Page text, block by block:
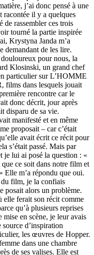
j’ai donc pensé à une
racontée il y a quelques
de rassembler ces trois
tourné la partie inspirée
Krystyna Janda m’a
demandant de les lire.
pour nous, la
Klosinski, un grand chef
particulier sur L’HOMME
dans lesquels jouait
rencontre car le
donc décrit, jour après
disparu de sa vie.
manifesté et en même
proposait – car c’était
avait écrit ce récit pour
s’était passé. Mais par
je lui ai posé la question : «
ce soit dans notre film et
Elle m’a répondu que oui.
du film, je la confiais
posait alors un problème.
elle ferait son récit comme
qu’à plusieurs reprises
mise en scène, je leur avais
d’inspiration
les œuvres de Hopper.
dans une chambre
de ses valises. Elle est